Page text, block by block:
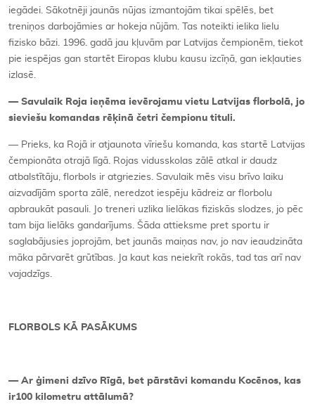
iegādei. Sākotnēji jaunās nūjas izmantojām tikai spēlēs, bet
treniņos darbojāmies ar hokeja nūjām. Tas noteikti ielika lielu
fizisko bāzi. 1996. gadā jau kļuvām par Latvijas čempionēm, tiekot
pie iespējas gan startēt Eiropas klubu kausu izcīņā, gan iekļauties
izlasē.
— Savulaik Roja ieņēma ievērojamu vietu Latvijas florbolā, jo
sieviešu komandas rēķinā četri čempionu tituli.
— Prieks, ka Rojā ir atjaunota vīriešu komanda, kas startē Latvijas
čempionāta otrajā līgā. Rojas vidusskolas zālē atkal ir daudz
atbalstītāju, florbols ir atgriezies. Savulaik mēs visu brīvo laiku
aizvadījām sporta zālē, neredzot iespēju kādreiz ar florbolu
apbraukāt pasauli. Jo treneri uzlika lielākas fiziskās slodzes, jo pēc
tam bija lielāks gandarījums. Šāda attieksme pret sportu ir
saglabājusies joprojām, bet jaunās maiņas nav, jo nav ieaudzināta
māka pārvarēt grūtības. Ja kaut kas neiekrīt rokās, tad tas arī nav
vajadzīgs.
FLORBOLS KĀ PASĀKUMS
— Ar ģimeni dzīvo Rīgā, bet pārstāvi komandu Kocēnos, kas
ir100 kilometru attālumā?